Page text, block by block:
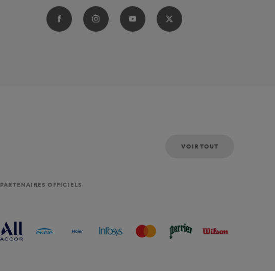
VOIR TOUT
PARTENAIRES OFFICIELS